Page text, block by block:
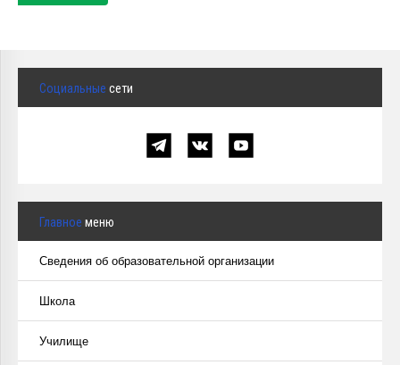
Социальные сети
Главное меню
Сведения об образовательной организации
Школа
Училище